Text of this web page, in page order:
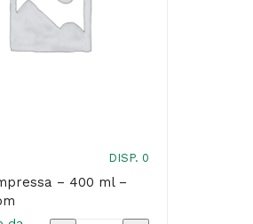
DISP. 0
– 400 ml –